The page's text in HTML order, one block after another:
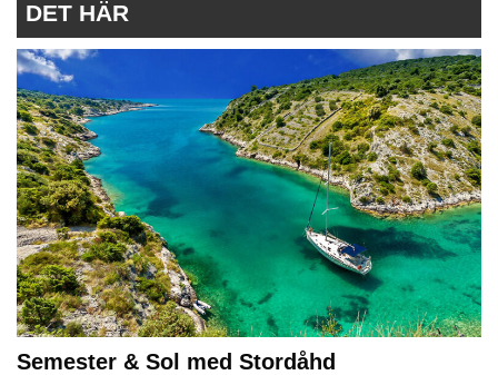
DET HÄR
Semester & Sol med Stordåhd